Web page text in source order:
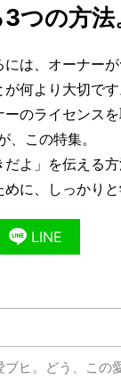
つの方法
は、オーナー
何より大切です
のライセンス
、この特集。
よ」を伝える
に、しっかりと
LINE
ヒ。どう、この